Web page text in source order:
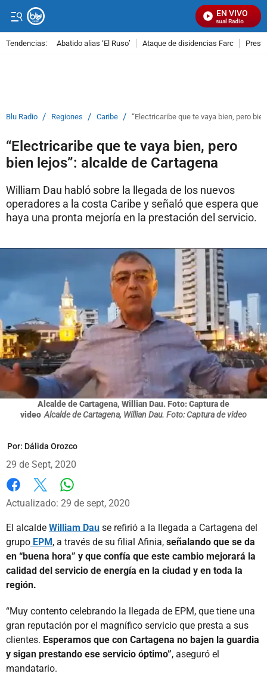
EN VIVO
Señal Visual Radio
Tendencias: Abatido alias ‘El Ruso’ Ataque de disidencias Farc
Blu Radio / Regiones / Caribe / “Electricaribe que te vaya bien, pero
“Electricaribe que te vaya bien, pero
bien lejos”: alcalde de Cartagena
William Dau habló sobre la llegada de los nuevos
operadores a la costa Caribe y señaló que espera que
haya una pronta mejoría en la prestación del servicio.
Alcalde de Cartagena, Willian Dau. Foto: Captura de
video Alcalde de Cartagena, Willian Dau. Foto: Captura de video
Por: Dálida Orozco
29 de Sept, 2020
Facebook
X
Actualizado: 29 de sept, 2020
El alcalde William Dau se refirió a la llegada a Cartagena del
grupo EPM, a través de su filial Afinia, señalando que se da
en “buena hora” y que confía que este cambio mejorará la
calidad del servicio de energía en la ciudad y en toda la
región.
“Muy contento celebrando la llegada de EPM, que tiene una
gran reputación por el magnífico servicio que presta a sus
clientes. Esperamos que con Cartagena no bajen la guardia
y sigan prestando ese servicio óptimo”, aseguró el
mandatario.